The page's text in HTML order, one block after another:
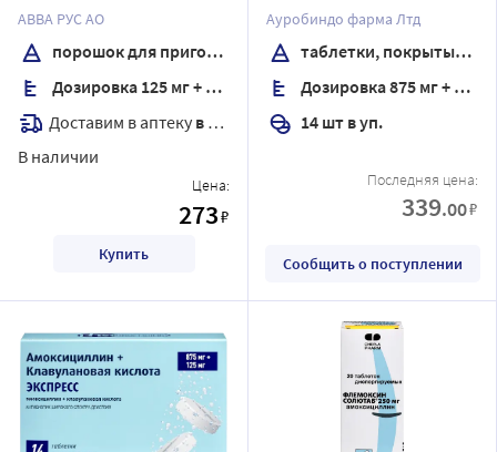
приготовления суспензии
для приема внутрь 25 гр
АВВА РУС АО
порошок для приготовления суспензии для приема внутрь
Дозировка 125 мг + 31,25 мг/5 мл
Доставим в аптеку в течение 7 дней
В наличии
Цена:
273₽
Купить
125 МГ N14 ТАБЛ П/ПЛЕН/
ОБОЛОЧ
Ауробиндо фарма Лтд
таблетки, покрытые пленочной оболочкой
Дозировка 875 мг + 125 мг
14 шт в уп.
Последняя цена:
339.00₽
Сообщить о поступлении